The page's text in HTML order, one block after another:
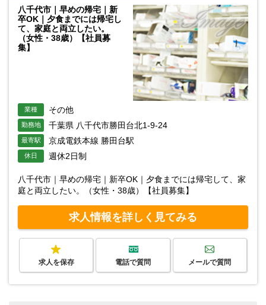
八千代市｜早めの帰宅｜新
卒OK｜夕食までには帰宅し
て、家庭と両立したい。
（女性・38歳）【社員募
集】
業種 その他
勤務地 千葉県 八千代市勝田台北1-9-24
最寄駅 京成電鉄本線 勝田台駅
休日 週休2日制
八千代市｜早めの帰宅｜新卒OK｜夕食までには帰宅して、家
庭と両立したい。（女性・38歳）【社員募集】
求人情報を詳しく見てみる
求人を保存 電話で質問 メールで質問